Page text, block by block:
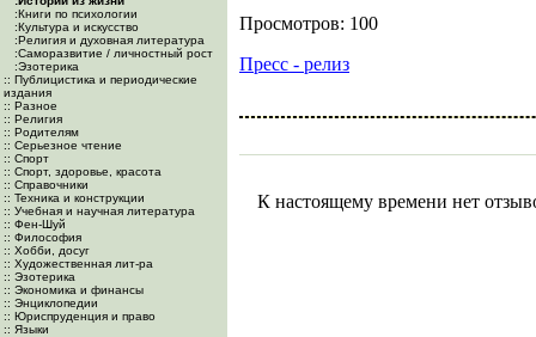
:Книги по психологии
:Культура и искусство
:Религия и духовная литература
:Саморазвитие / личностный рост
:Эзотерика
:: Публицистика и периодические
издания
:: Разное
:: Религия
:: Родителям
:: Серьезное чтение
:: Спорт
:: Спорт, здоровье, красота
:: Справочники
:: Техника и конструкции
:: Учебная и научная литература
:: Фен-Шуй
:: Философия
:: Хобби, досуг
:: Художественная лит-ра
:: Эзотерика
:: Экономика и финансы
:: Энциклопедии
:: Юриспруденция и право
:: Языки
Просмотров: 100
Пресс - релиз
К настоящему времени нет